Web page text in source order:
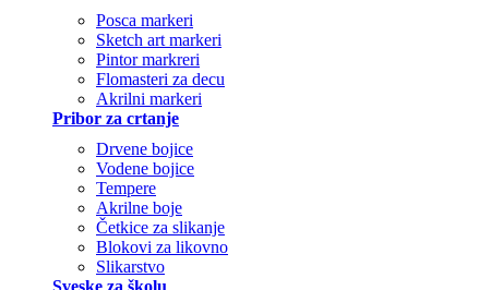
Posca markeri
Sketch art markeri
Pintor markreri
Flomasteri za decu
Akrilni markeri
Pribor za crtanje
Drvene bojice
Vodene bojice
Tempere
Akrilne boje
Četkice za slikanje
Blokovi za likovno
Slikarstvo
Sveske za školu